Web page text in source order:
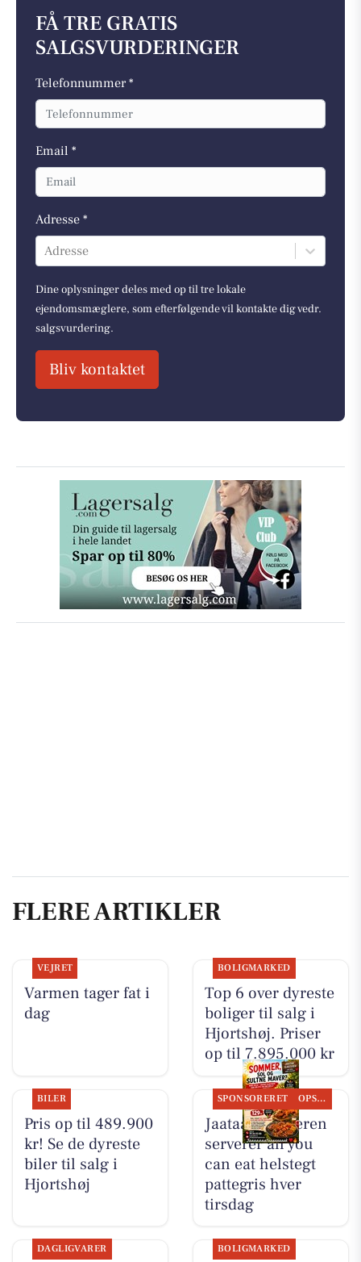
FÅ TRE GRATIS
SALGSVURDERINGER
Telefonnummer *
Email *
Adresse *
Adresse
Dine oplysninger deles med op til tre lokale
ejendomsmæglere, som efterfølgende vil kontakte dig vedr.
salgsvurdering.
Bliv kontaktet
FLERE ARTIKLER
VEJRET
Varmen tager fat i
dag
BOLIGMARKED
Top 6 over dyreste
boliger til salg i
Hjortshøj. Priser
op til 7.895.000 kr
BILER
Pris op til 489.900
kr! Se de dyreste
biler til salg i
Hjortshøj
SPONSORERET OPSLAGSTAVLEN
Jaataak Slagteren
serverer all you
can eat helstegt
pattegris hver
tirsdag
DAGLIGVARER BOLIGMARKED